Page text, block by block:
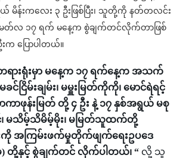
န်းကလေး ၃ ဦးဖြစ်ပြီး၊ သူတို့ကို နတ်တလင်း
မတ်လ ၁၇ ရက် မနေ့က စွဲချက်တင်လိုက်တာဖြစ်
ပြောပါတယ်။
ားရုံးမှာ မနေ့က ၁၇ ရက်နေ့က အသက်
ငြိမ်းချမ်း၊ မမှူးမြတ်ကိုကို၊ မောင်ရဲရင့်
ကာဖုန်းမြတ် တို့ ၄ ဦး နဲ့ ၁၇ နှစ်အရွယ် မစု
၊ မသိမ့်သိမိမ့်မိုး၊ မမြတ်သူထက်တို့
းကို အကြမ်းဖက်မှုတိုက်ဖျက်ရေးဥပဒေ
) တို့နှင့် စွဲချက်တင် လိုက်ပါတယ်၊ “ လို့ သူ